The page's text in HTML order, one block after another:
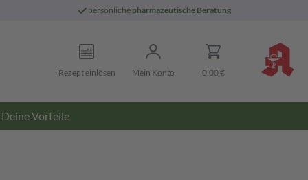
persönliche pharmazeutische Beratung
Rezept einlösen Mein Konto 0,00 €
Deine Vorteile